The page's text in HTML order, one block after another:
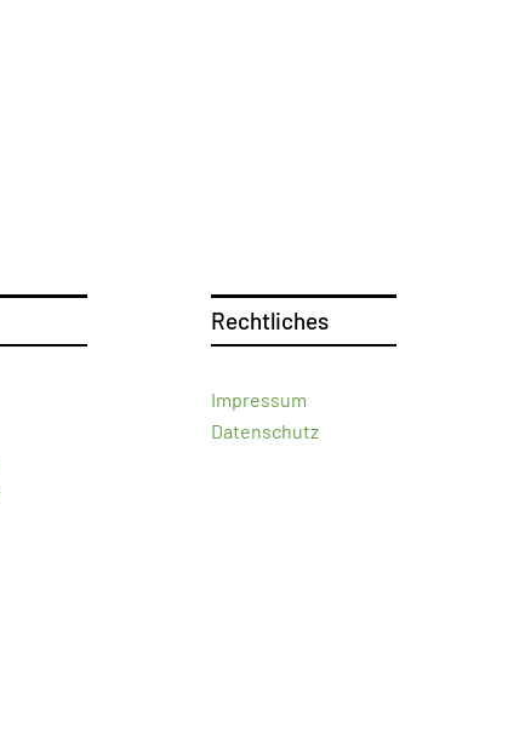
Rechtliches
Impressum
Datenschutz